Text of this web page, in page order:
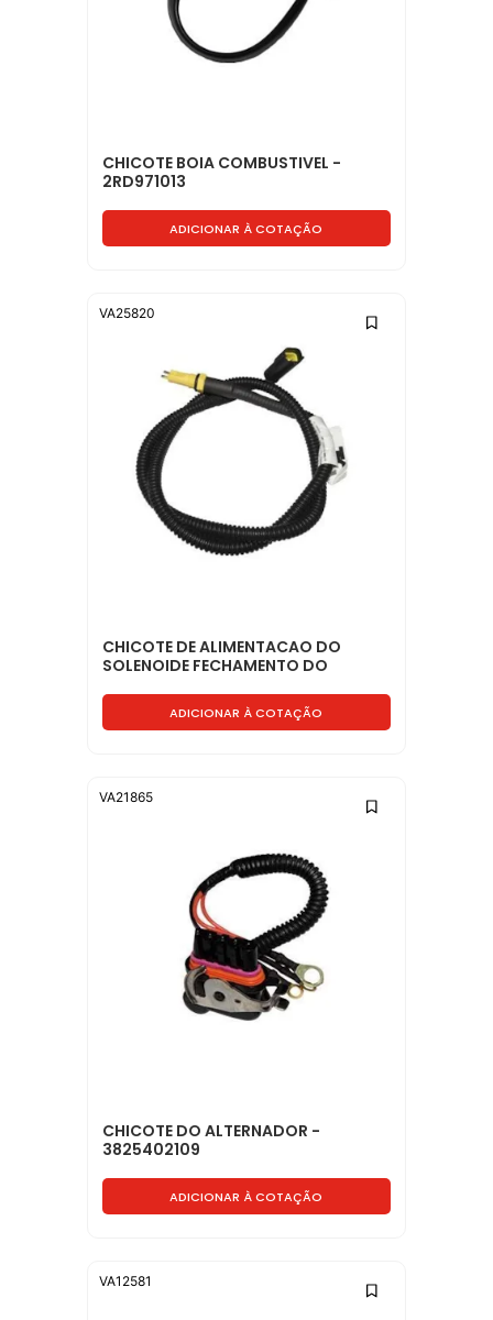
CHICOTE BOIA COMBUSTIVEL -
2RD971013
ADICIONAR À COTAÇÃO
CHICOTE DE ALIMENTACAO DO
SOLENOIDE FECHAMENTO DO
ADICIONAR À COTAÇÃO
VA25820
CHICOTE DO ALTERNADOR -
3825402109
ADICIONAR À COTAÇÃO
VA21865
VA12581